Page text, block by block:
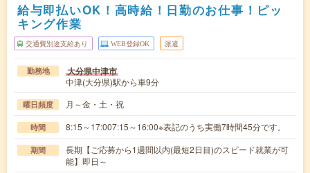
給与即払いOK！高時給！日勤のお仕事！ピッ
キング作業
交通費別途支給あり WEB登録OK 派遣
勤務地 大分県中津市
中津(大分県)駅から車9分
曜日頻度 月～金・土・祝
時間 8:15～17:007:15～16:00※表記のうち実働7時間45分です。
期間
長期【ご応募から1週間以内(最短2日目)のスピード就業が可
能】即日～